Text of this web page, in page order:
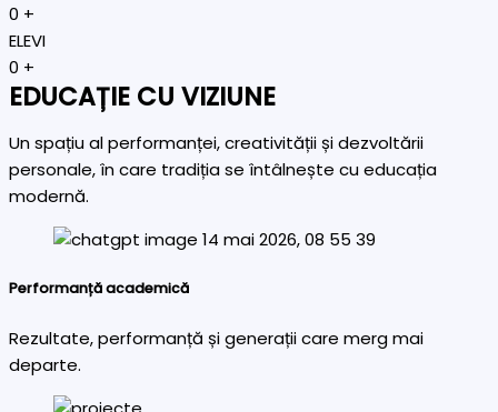
0 +
ELEVI
0 +
EDUCAȚIE CU VIZIUNE
Un spațiu al performanței, creativității și dezvoltării
personale, în care tradiția se întâlnește cu educația
modernă.
Performanță academică
Rezultate, performanță și generații care merg mai
departe.